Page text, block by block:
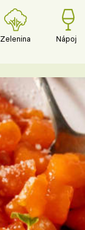
Zelenina Nápoje